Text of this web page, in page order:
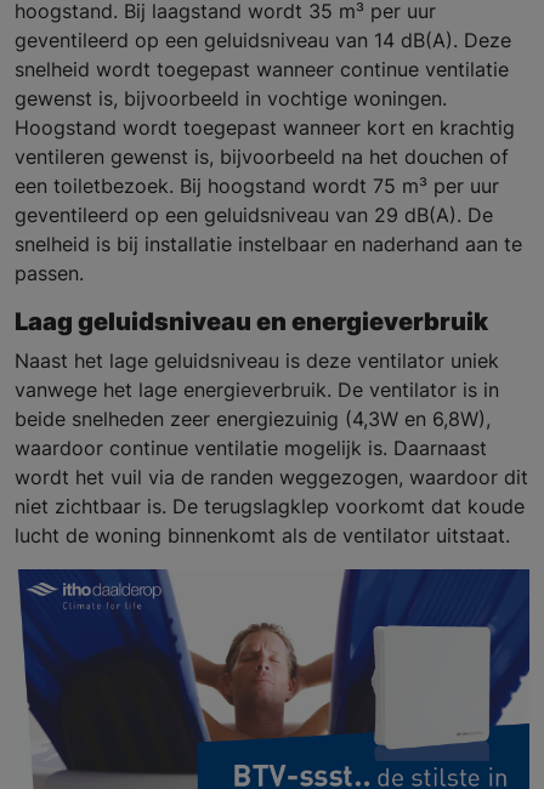
hoogstand. Bij laagstand wordt 35 m³ per uur
geventileerd op een geluidsniveau van 14 dB(A). Deze
snelheid wordt toegepast wanneer continue ventilatie
gewenst is, bijvoorbeeld in vochtige woningen.
Hoogstand wordt toegepast wanneer kort en krachtig
ventileren gewenst is, bijvoorbeeld na het douchen of
een toiletbezoek. Bij hoogstand wordt 75 m³ per uur
geventileerd op een geluidsniveau van 29 dB(A). De
snelheid is bij installatie instelbaar en naderhand aan te
passen.
Laag geluidsniveau en energieverbruik
Naast het lage geluidsniveau is deze ventilator uniek
vanwege het lage energieverbruik. De ventilator is in
beide snelheden zeer energiezuinig (4,3W en 6,8W),
waardoor continue ventilatie mogelijk is. Daarnaast
wordt het vuil via de randen weggezogen, waardoor dit
niet zichtbaar is. De terugslagklep voorkomt dat koude
lucht de woning binnenkomt als de ventilator uitstaat.